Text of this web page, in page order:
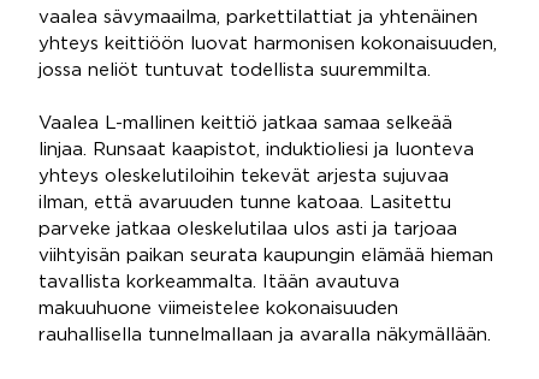
vaalea sävymaailma, parkettilattiat ja yhtenäinen
yhteys keittiöön luovat harmonisen kokonaisuuden,
jossa neliöt tuntuvat todellista suuremmilta.
Vaalea L-mallinen keittiö jatkaa samaa selkeää
linjaa. Runsaat kaapistot, induktioliesi ja luonteva
yhteys oleskelutiloihin tekevät arjesta sujuvaa
ilman, että avaruuden tunne katoaa. Lasitettu
parveke jatkaa oleskelutilaa ulos asti ja tarjoaa
viihtyisän paikan seurata kaupungin elämää hieman
tavallista korkeammalta. Itään avautuva
makuuhuone viimeistelee kokonaisuuden
rauhallisella tunnelmallaan ja avaralla näkymällään.